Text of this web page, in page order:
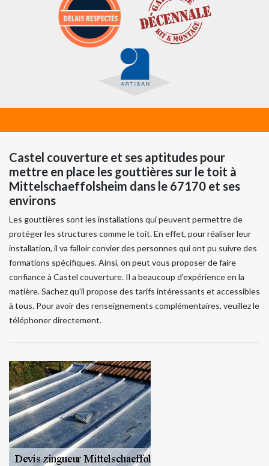
Castel couverture et ses aptitudes pour
mettre en place les gouttières sur le toit à
Mittelschaeffolsheim dans le 67170 et ses
environs
Les gouttières sont les installations qui peuvent permettre de
protéger les structures comme le toit. En effet, pour réaliser leur
installation, il va falloir convier des personnes qui ont pu suivre des
formations spécifiques. Ainsi, on peut vous proposer de faire
confiance à Castel couverture. Il a beaucoup d'expérience en la
matière. Sachez qu'il propose des tarifs intéressants et accessibles
à tous. Pour avoir des renseignements complémentaires, veuillez le
téléphoner directement.